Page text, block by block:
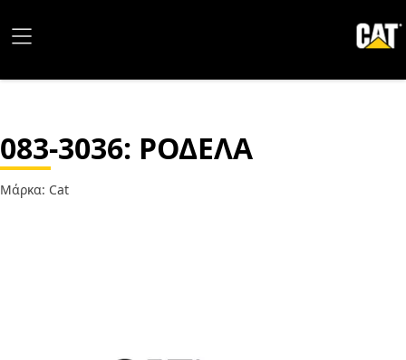
083-3036: ΡΟΔΕΛΑ
Μάρκα: Cat